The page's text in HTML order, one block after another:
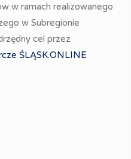
w ramach realizowanego
w Subregionie
cel przez
ŚLĄSK.ONLINE